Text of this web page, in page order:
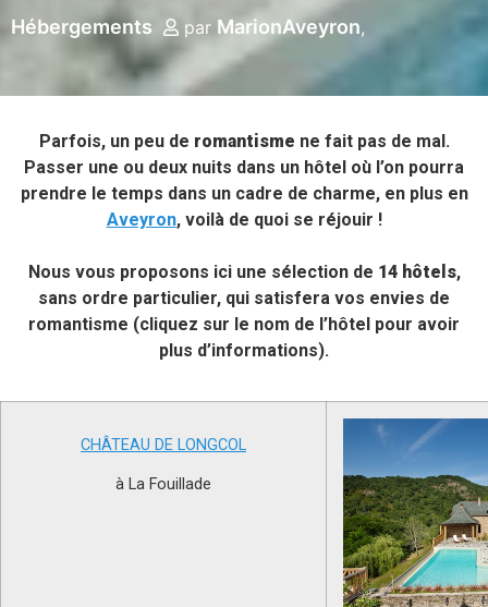
Hébergements par MarionAveyron
Parfois, un peu de romantisme ne fait pas de mal.
Passer une ou deux nuits dans un hôtel où l’on pourra
prendre le temps dans un cadre de charme, en plus en
Aveyron, voilà de quoi se réjouir !
Nous vous proposons ici une sélection de 14 hôtels,
sans ordre particulier, qui satisfera vos envies de
romantisme (cliquez sur le nom de l’hôtel pour avoir
plus d’informations).
CHÂTEAU DE LONGCOL
à La Fouillade